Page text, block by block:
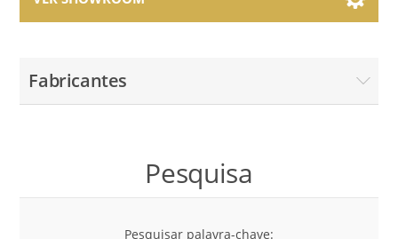
Collections
Fabricantes
Pesquisa
Pesquisar palavra-chave: